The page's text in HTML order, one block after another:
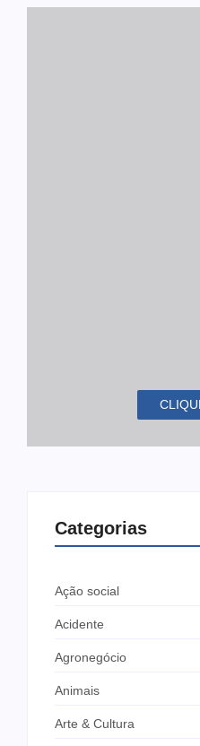
Categorias
Ação social
Acidente
Agronegócio
Animais
Arte & Cultura